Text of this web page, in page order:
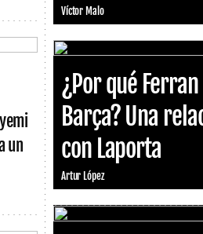
un
Víctor Malo
¿Por qué
Barça? Una
con Laporta
Artur López